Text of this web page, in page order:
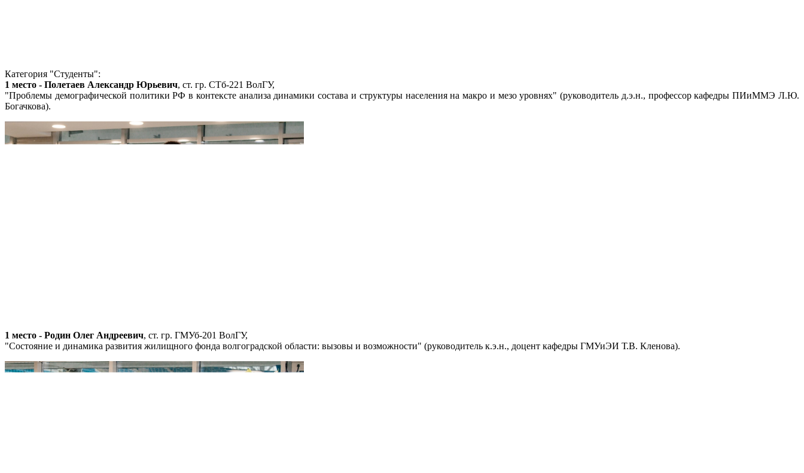
Категория "Студенты":
1 место - Полетаев Александр Юрьевич, ст. гр. СТб-221 ВолГУ,
"Проблемы демографической политики РФ в контексте анализа динамики состава и структуры населения на макро и мезо уровнях"(руководитель д.э.н., профессор кафедры ПИиММЭ Л.Ю.
Богачкова).
1 место - Родин Олег Андреевич, ст. гр. ГМУб-201 ВолГУ,
"Состояние и динамика развития жилищного фонда волгоградской области: вызовы и возможности" (руководитель к.э.н., доцент кафедры ГМУиЭИ Т.В. Кленова).